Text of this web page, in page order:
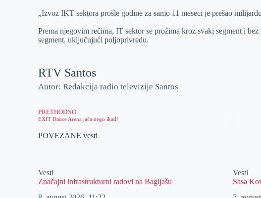
„Izvoz IKT sektora prošle godine za samo 11 meseci je prešao
Prema njegovim rečima, IT sektor se prožima kroz svaki segment i
segment, uključujući poljoprivredu.
RTV Santos
Autor: Redakcija radio televizije Santos
PRETHODNO
EXIT Dance Arena jača nego ikad!
POVEZANE vesti
Vesti
Značajni infrastrukturni radovi na Bagljašu
Vesti
Sasa